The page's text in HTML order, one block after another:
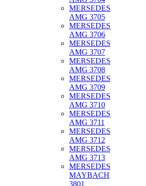
MERSEDES
AMG 3705
MERSEDES
AMG 3706
MERSEDES
AMG 3707
MERSEDES
AMG 3708
MERSEDES
AMG 3709
MERSEDES
AMG 3710
MERSEDES
AMG 3711
MERSEDES
AMG 3712
MERSEDES
AMG 3713
MERSEDES
MAYBACH
3801